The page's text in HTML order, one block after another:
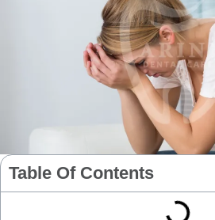
Table Of Contents